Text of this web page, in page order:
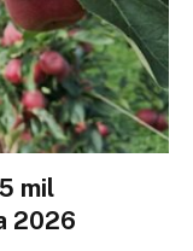
mil
2026